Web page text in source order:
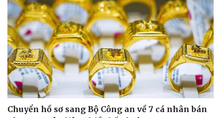
mặt thách thức gì?
Chân cầu Bình Thuận ngổn ngang, đường xuống cấp,
người dân đi lại khổ sở
Thời tiết hôm nay 9/8: Bắc Bộ nắng nóng, chiều tối có
mưa dông
TIN NÓNG